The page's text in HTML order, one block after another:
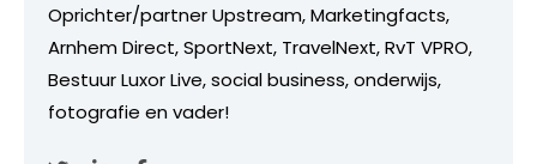
Oprichter/partner Upstream, Marketingfacts,
Arnhem Direct, SportNext, TravelNext, RvT VPRO,
Bestuur Luxor Live, social business, onderwijs,
fotografie en vader!